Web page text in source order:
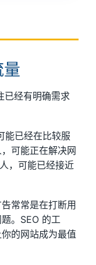
已经有明确需求
能已经在比较服
可能正在解决网
，可能已经接近
常常是在打断用
。SEO 的工
的网站成为最值